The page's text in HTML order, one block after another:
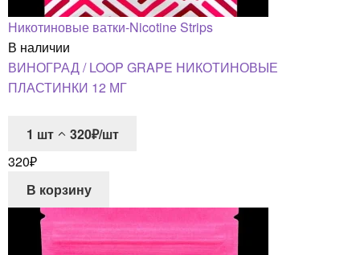
Никотиновые ватки-Nicotine Strips
В наличии
ВИНОГРАД / LOOP GRAPE НИКОТИНОВЫЕ
ПЛАСТИНКИ 12 МГ
1 шт
320₽/шт
320₽
В корзину